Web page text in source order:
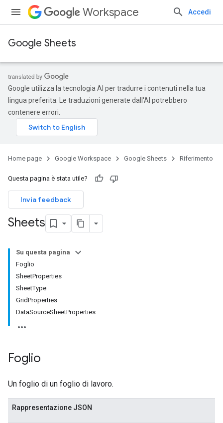
Workspace Accedi
Google Sheets
Google utilizza la tecnologia AI per tradurre i contenuti nella tua
lingua preferita. Le traduzioni generate dall'AI potrebbero
contenere errori.
Home page Google Workspace Google Sheets Riferimento
Questa pagina è stata utile?
Invia feedback
Sheets
Su questa pagina
Foglio
SheetProperties
SheetType
GridProperties
DataSourceSheetProperties
Foglio
Un foglio di un foglio di lavoro.
Rappresentazione JSON